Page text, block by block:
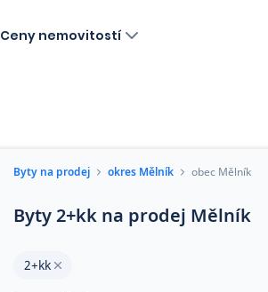
Ceny nemovitostí
Byty na prodej okres Mělník obec Mělník
Byty 2+kk na prodej Mělník
2+kk